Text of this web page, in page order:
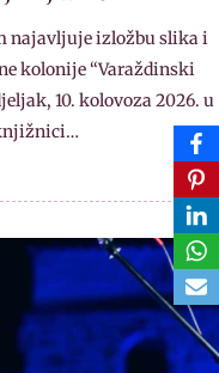
najavljuje izložbu slika i
kolonije “Varaždinski
10. kolovoza 2026. u